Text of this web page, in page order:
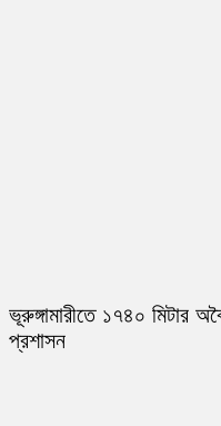
ভূরুঙ্গামারীতে ১৭৪০ মিটার
প্রশাসন